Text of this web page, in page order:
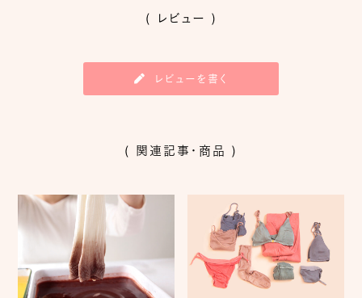
( レビュー )
レビューを書く
( 関連記事・商品 )